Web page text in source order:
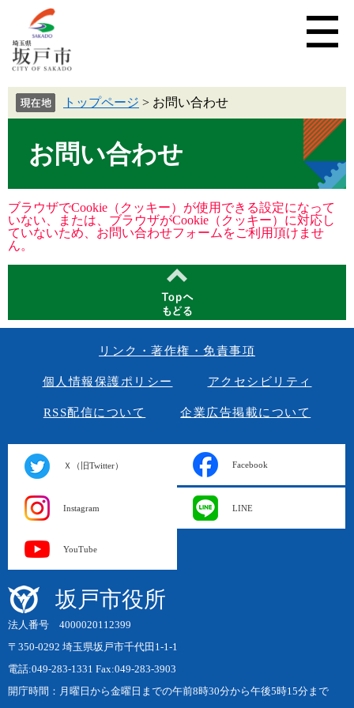
トップページ > お問い合わせ
お問い合わせ
ブラウザでCookie（クッキー）が使用できる設定になって
いない、または、ブラウザがCookie（クッキー）に対応し
ていないため、お問い合わせフォームをご利用頂けませ
ん。
リンク・著作権・免責事項
個人情報保護ポリシー アクセシビリティ
RSS配信について 企業広告掲載について
Ｘ（旧Twitter） Facebook
Instagram LINE
YouTube
坂戸市役所
法人番号 4000020112399
〒350-0292 埼玉県坂戸市千代田1-1-1
電話:049-283-1331 Fax:049-283-3903
開庁時間：月曜日から金曜日までの午前8時30分から午後5時15分まで